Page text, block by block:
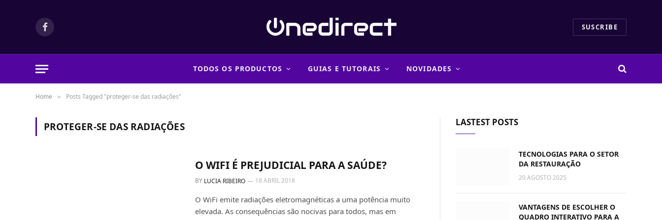
Facebook SUSCRIBE
TODOS OS PRODUCTOS GUIAS E TUTORAIS NOVIDADES
Home » Posts Tagged "proteger-se das radiações"
PROTEGER-SE DAS RADIAÇÕES
O WIFI É PREJUDICIAL PARA A SAÚDE?
BY LUCIA RIBEIRO 18 ABRIL 2018
O WiFi emite radiações eletromagnéticas a uma potência muito
elevada. As consequências são nocivas para todos, mas em
LASTEST POSTS
TECNOLOGIAS PARA O SETOR
DA RESTAURAÇÃO
20 AGOSTO 2025
VANTAGENS DE ESCOLHER O
QUADRO INTERATIVO PARA A